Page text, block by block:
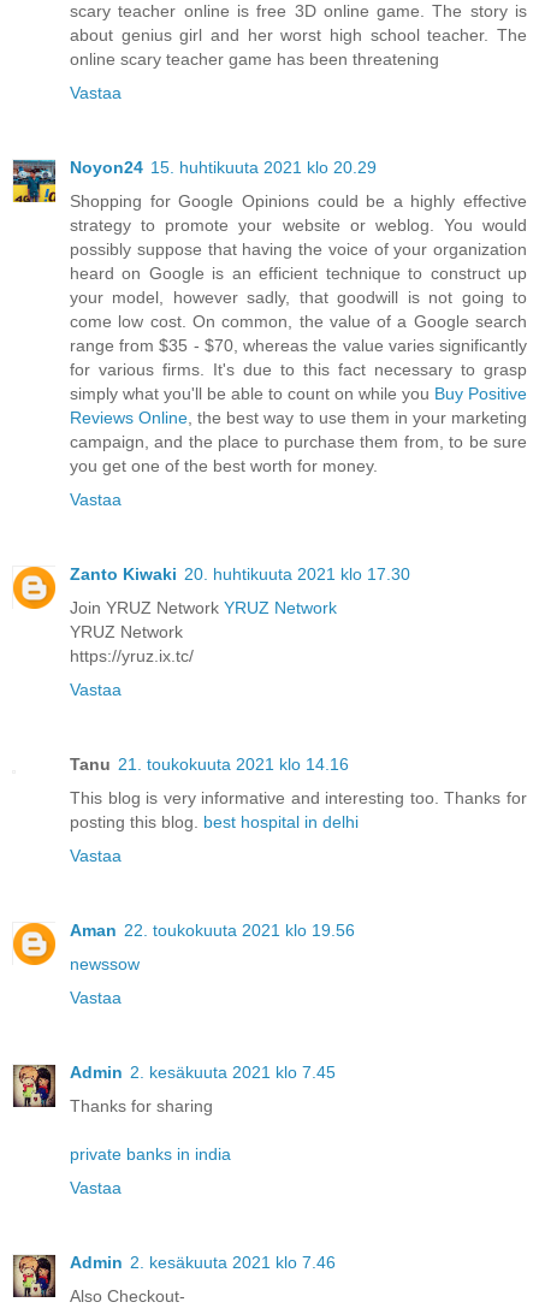
scary teacher online is free 3D online game. The story is
about genius girl and her worst high school teacher. The
online scary teacher game has been threatening
Vastaa
Noyon24 15. huhtikuuta 2021 klo 20.29
Shopping for Google Opinions could be a highly effective
strategy to promote your website or weblog. You would
possibly suppose that having the voice of your organization
heard on Google is an efficient technique to construct up
your model, however sadly, that goodwill is not going to
come low cost. On common, the value of a Google search
range from $35 - $70, whereas the value varies significantly
for various firms. It's due to this fact necessary to grasp
simply what you'll be able to count on while you Buy Positive
Reviews Online , the best way to use them in your marketing
campaign, and the place to purchase them from, to be sure
you get one of the best worth for money.
Vastaa
Zanto Kiwaki 20. huhtikuuta 2021 klo 17.30
Join YRUZ Network YRUZ Network
YRUZ Network
https://yruz.ix.tc/
Vastaa
Tanu 21. toukokuuta 2021 klo 14.16
This blog is very informative and interesting too. Thanks for
posting this blog. best hospital in delhi
Vastaa
Aman 22. toukokuuta 2021 klo 19.56
newssow
Vastaa
Admin 2. kesäkuuta 2021 klo 7.45
Thanks for sharing
private banks in india
Vastaa
Admin 2. kesäkuuta 2021 klo 7.46
Also Checkout-